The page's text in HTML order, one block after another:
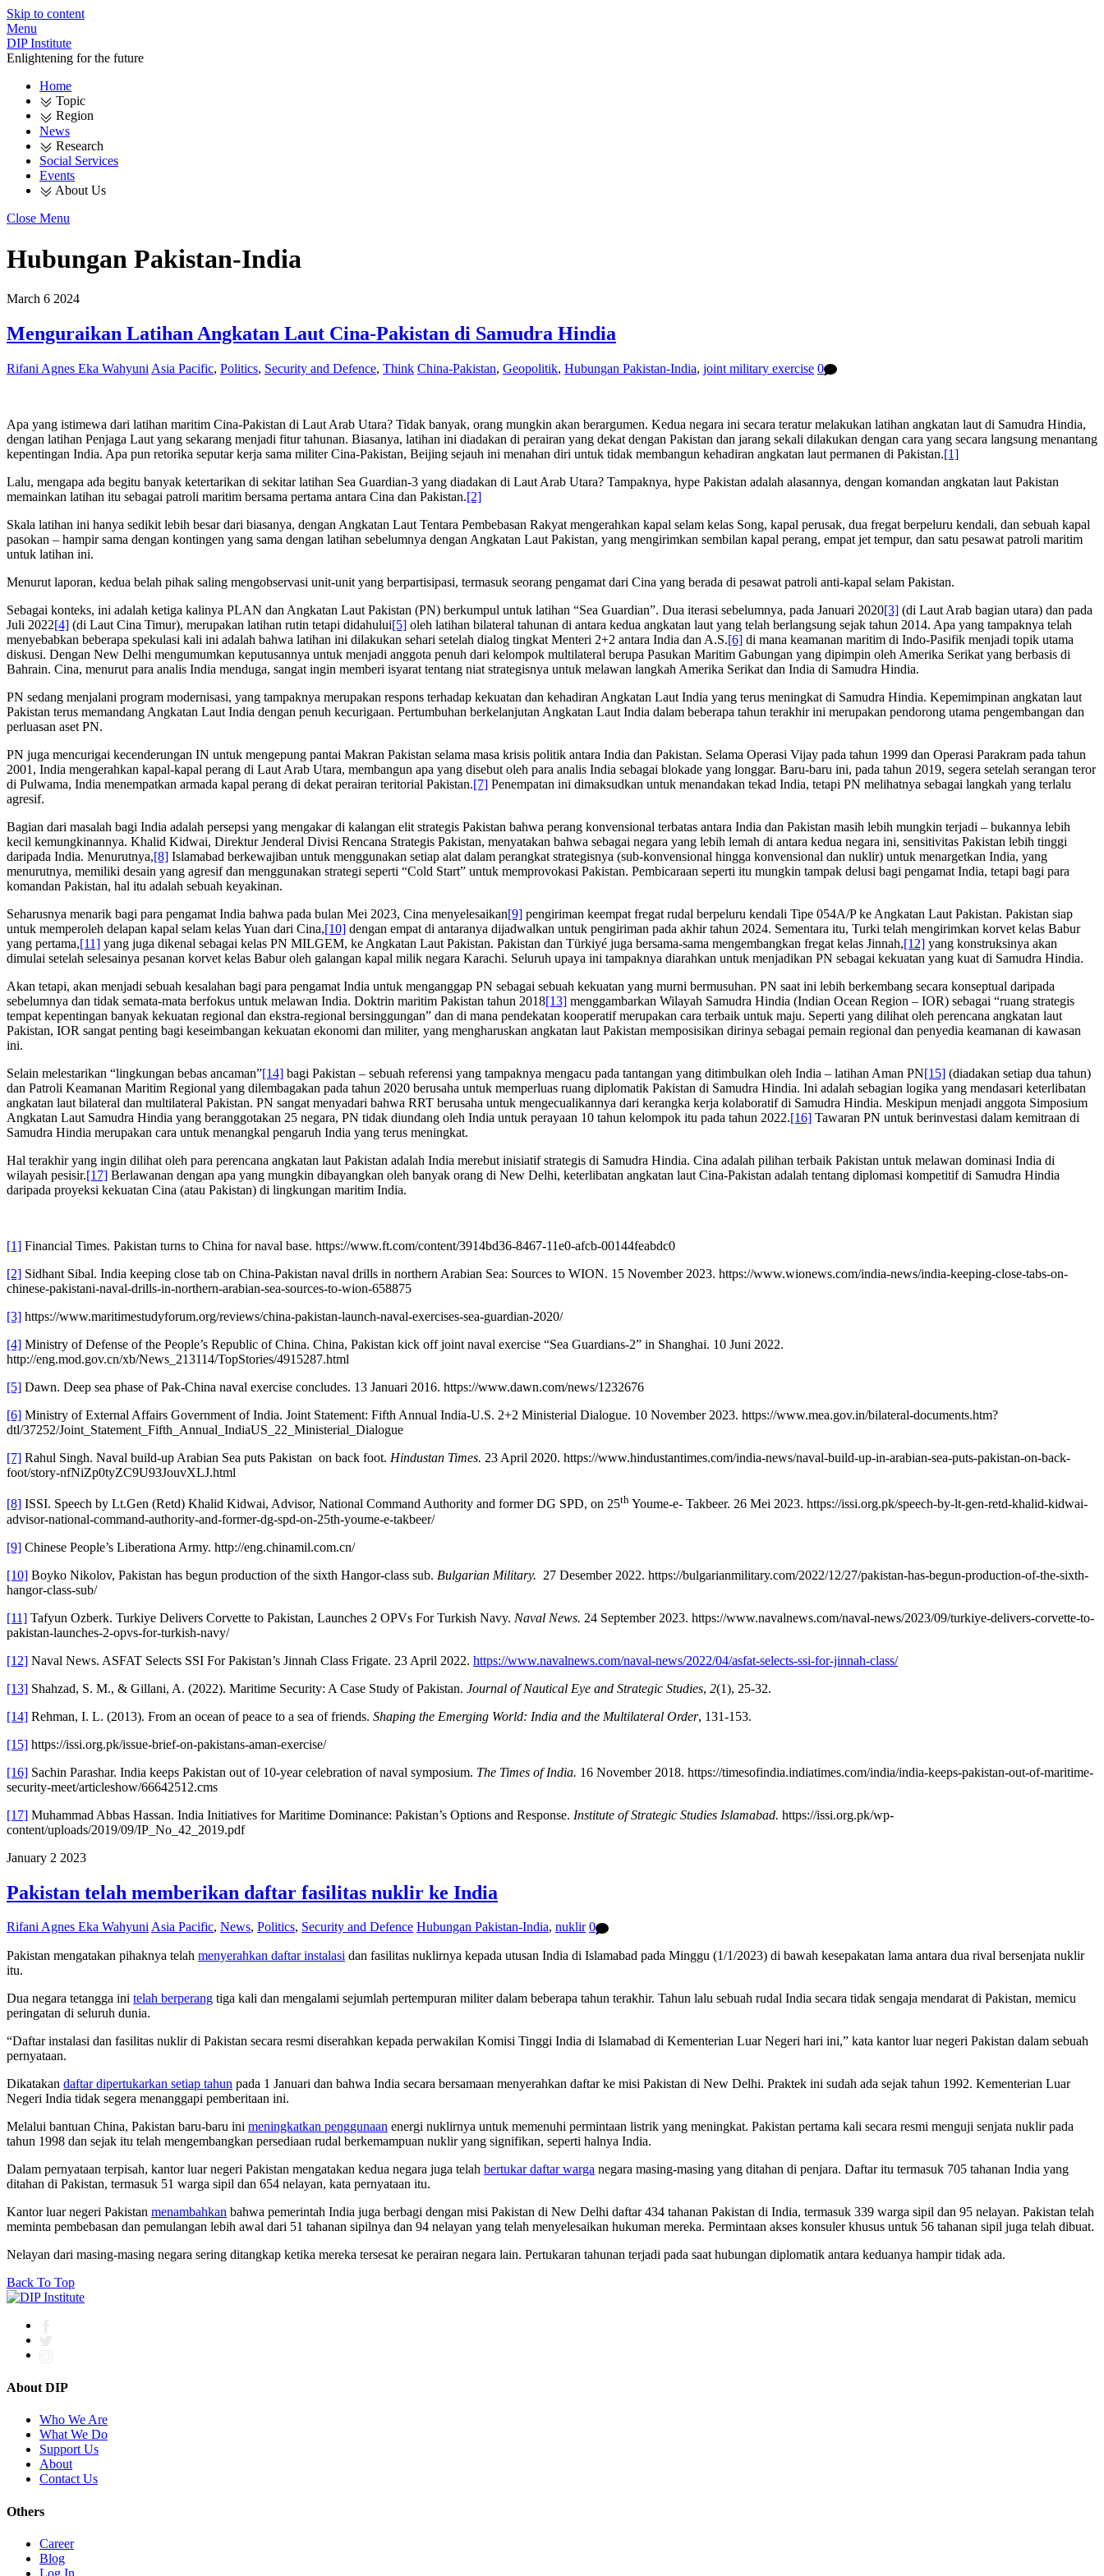
Skip to content
Menu
DIP Institute
Enlightening for the future
Home
Topic
Region
News
Research
Social Services
Events
About Us
Close Menu
Hubungan Pakistan-India
March 6 2024
Menguraikan Latihan Angkatan Laut Cina-Pakistan di Samudra Hindia
Rifani Agnes Eka Wahyuni Asia Pacific, Politics, Security and Defence, Think China-Pakistan, Geopolitik, Hubungan Pakistan-India, joint military exercise 0
Apa yang istimewa dari latihan maritim Cina-Pakistan di Laut Arab Utara? Tidak banyak, orang mungkin akan berargumen. Kedua negara ini secara teratur melakukan latihan angkatan laut di Samudra Hindia,
dengan latihan Penjaga Laut yang sekarang menjadi fitur tahunan. Biasanya, latihan ini diadakan di perairan yang dekat dengan Pakistan dan jarang sekali dilakukan dengan cara yang secara langsung menantang
kepentingan India. Apa pun retorika seputar kerja sama militer Cina-Pakistan, Beijing sejauh ini menahan diri untuk tidak membangun kehadiran angkatan laut permanen di Pakistan.[1]
Lalu, mengapa ada begitu banyak ketertarikan di sekitar latihan Sea Guardian-3 yang diadakan di Laut Arab Utara? Tampaknya, hype Pakistan adalah alasannya, dengan komandan angkatan laut Pakistan
memainkan latihan itu sebagai patroli maritim bersama pertama antara Cina dan Pakistan.[2]
Skala latihan ini hanya sedikit lebih besar dari biasanya, dengan Angkatan Laut Tentara Pembebasan Rakyat mengerahkan kapal selam kelas Song, kapal perusak, dua fregat berpeluru kendali, dan sebuah kapal
pasokan – hampir sama dengan kontingen yang sama dengan latihan sebelumnya dengan Angkatan Laut Pakistan, yang mengirimkan sembilan kapal perang, empat jet tempur, dan satu pesawat patroli maritim
untuk latihan ini.
Menurut laporan, kedua belah pihak saling mengobservasi unit-unit yang berpartisipasi, termasuk seorang pengamat dari Cina yang berada di pesawat patroli anti-kapal selam Pakistan.
Sebagai konteks, ini adalah ketiga kalinya PLAN dan Angkatan Laut Pakistan (PN) berkumpul untuk latihan “Sea Guardian”. Dua iterasi sebelumnya, pada Januari 2020[3] (di Laut Arab bagian utara) dan pada
Juli 2022[4] (di Laut Cina Timur), merupakan latihan rutin tetapi didahului[5] oleh latihan bilateral tahunan di antara kedua angkatan laut yang telah berlangsung sejak tahun 2014. Apa yang tampaknya telah
menyebabkan beberapa spekulasi kali ini adalah bahwa latihan ini dilakukan sehari setelah dialog tingkat Menteri 2+2 antara India dan A.S.[6] di mana keamanan maritim di Indo-Pasifik menjadi topik utama
diskusi. Dengan New Delhi mengumumkan keputusannya untuk menjadi anggota penuh dari kelompok multilateral berupa Pasukan Maritim Gabungan yang dipimpin oleh Amerika Serikat yang berbasis di
Bahrain. Cina, menurut para analis India menduga, sangat ingin memberi isyarat tentang niat strategisnya untuk melawan langkah Amerika Serikat dan India di Samudra Hindia.
PN sedang menjalani program modernisasi, yang tampaknya merupakan respons terhadap kekuatan dan kehadiran Angkatan Laut India yang terus meningkat di Samudra Hindia. Kepemimpinan angkatan laut
Pakistan terus memandang Angkatan Laut India dengan penuh kecurigaan. Pertumbuhan berkelanjutan Angkatan Laut India dalam beberapa tahun terakhir ini merupakan pendorong utama pengembangan dan
perluasan aset PN.
PN juga mencurigai kecenderungan IN untuk mengepung pantai Makran Pakistan selama masa krisis politik antara India dan Pakistan. Selama Operasi Vijay pada tahun 1999 dan Operasi Parakram pada tahun
2001, India mengerahkan kapal-kapal perang di Laut Arab Utara, membangun apa yang disebut oleh para analis India sebagai blokade yang longgar. Baru-baru ini, pada tahun 2019, segera setelah serangan teror
di Pulwama, India menempatkan armada kapal perang di dekat perairan teritorial Pakistan.[7] Penempatan ini dimaksudkan untuk menandakan tekad India, tetapi PN melihatnya sebagai langkah yang terlalu
agresif.
Bagian dari masalah bagi India adalah persepsi yang mengakar di kalangan elit strategis Pakistan bahwa perang konvensional terbatas antara India dan Pakistan masih lebih mungkin terjadi – bukannya lebih
kecil kemungkinannya. Khalid Kidwai, Direktur Jenderal Divisi Rencana Strategis Pakistan, menyatakan bahwa sebagai negara yang lebih lemah di antara kedua negara ini, sensitivitas Pakistan lebih tinggi
daripada India. Menurutnya,[8] Islamabad berkewajiban untuk menggunakan setiap alat dalam perangkat strategisnya (sub-konvensional hingga konvensional dan nuklir) untuk menargetkan India, yang
menurutnya, memiliki desain yang agresif dan menggunakan strategi seperti “Cold Start” untuk memprovokasi Pakistan. Pembicaraan seperti itu mungkin tampak delusi bagi pengamat India, tetapi bagi para
komandan Pakistan, hal itu adalah sebuah keyakinan.
Seharusnya menarik bagi para pengamat India bahwa pada bulan Mei 2023, Cina menyelesaikan[9] pengiriman keempat fregat rudal berpeluru kendali Tipe 054A/P ke Angkatan Laut Pakistan. Pakistan siap
untuk memperoleh delapan kapal selam kelas Yuan dari Cina,[10] dengan empat di antaranya dijadwalkan untuk pengiriman pada akhir tahun 2024. Sementara itu, Turki telah mengirimkan korvet kelas Babur
yang pertama,[11] yang juga dikenal sebagai kelas PN MILGEM, ke Angkatan Laut Pakistan. Pakistan dan Türkiyé juga bersama-sama mengembangkan fregat kelas Jinnah,[12] yang konstruksinya akan
dimulai setelah selesainya pesanan korvet kelas Babur oleh galangan kapal milik negara Karachi. Seluruh upaya ini tampaknya diarahkan untuk menjadikan PN sebagai kekuatan yang kuat di Samudra Hindia.
Akan tetapi, akan menjadi sebuah kesalahan bagi para pengamat India untuk menganggap PN sebagai sebuah kekuatan yang murni bermusuhan. PN saat ini lebih berkembang secara konseptual daripada
sebelumnya dan tidak semata-mata berfokus untuk melawan India. Doktrin maritim Pakistan tahun 2018[13] menggambarkan Wilayah Samudra Hindia (Indian Ocean Region – IOR) sebagai “ruang strategis
tempat kepentingan banyak kekuatan regional dan ekstra-regional bersinggungan” dan di mana pendekatan kooperatif merupakan cara terbaik untuk maju. Seperti yang dilihat oleh perencana angkatan laut
Pakistan, IOR sangat penting bagi keseimbangan kekuatan ekonomi dan militer, yang mengharuskan angkatan laut Pakistan memposisikan dirinya sebagai pemain regional dan penyedia keamanan di kawasan
ini.
Selain melestarikan “lingkungan bebas ancaman”[14] bagi Pakistan – sebuah referensi yang tampaknya mengacu pada tantangan yang ditimbulkan oleh India – latihan Aman PN[15] (diadakan setiap dua tahun)
dan Patroli Keamanan Maritim Regional yang dilembagakan pada tahun 2020 berusaha untuk memperluas ruang diplomatik Pakistan di Samudra Hindia. Ini adalah sebagian logika yang mendasari keterlibatan
angkatan laut bilateral dan multilateral Pakistan. PN sangat menyadari bahwa RRT berusaha untuk mengecualikannya dari kerangka kerja kolaboratif di Samudra Hindia. Meskipun menjadi anggota Simposium
Angkatan Laut Samudra Hindia yang beranggotakan 25 negara, PN tidak diundang oleh India untuk perayaan 10 tahun kelompok itu pada tahun 2022.[16] Tawaran PN untuk berinvestasi dalam kemitraan di
Samudra Hindia merupakan cara untuk menangkal pengaruh India yang terus meningkat.
Hal terakhir yang ingin dilihat oleh para perencana angkatan laut Pakistan adalah India merebut inisiatif strategis di Samudra Hindia. Cina adalah pilihan terbaik Pakistan untuk melawan dominasi India di
wilayah pesisir.[17] Berlawanan dengan apa yang mungkin dibayangkan oleh banyak orang di New Delhi, keterlibatan angkatan laut Cina-Pakistan adalah tentang diplomasi kompetitif di Samudra Hindia
daripada proyeksi kekuatan Cina (atau Pakistan) di lingkungan maritim India.
[1] Financial Times. Pakistan turns to China for naval base. https://www.ft.com/content/3914bd36-8467-11e0-afcb-00144feabdc0
[2] Sidhant Sibal. India keeping close tab on China-Pakistan naval drills in northern Arabian Sea: Sources to WION. 15 November 2023. https://www.wionews.com/india-news/india-keeping-close-tabs-on-
chinese-pakistani-naval-drills-in-northern-arabian-sea-sources-to-wion-658875
[3] https://www.maritimestudyforum.org/reviews/china-pakistan-launch-naval-exercises-sea-guardian-2020/
[4] Ministry of Defense of the People’s Republic of China. China, Pakistan kick off joint naval exercise “Sea Guardians-2” in Shanghai. 10 Juni 2022.
http://eng.mod.gov.cn/xb/News_213114/TopStories/4915287.html
[5] Dawn. Deep sea phase of Pak-China naval exercise concludes. 13 Januari 2016. https://www.dawn.com/news/1232676
[6] Ministry of External Affairs Government of India. Joint Statement: Fifth Annual India-U.S. 2+2 Ministerial Dialogue. 10 November 2023. https://www.mea.gov.in/bilateral-documents.htm?
dtl/37252/Joint_Statement_Fifth_Annual_IndiaUS_22_Ministerial_Dialogue
[7] Rahul Singh. Naval build-up Arabian Sea puts Pakistan on back foot. Hindustan Times. 23 April 2020. https://www.hindustantimes.com/india-news/naval-build-up-in-arabian-sea-puts-pakistan-on-back-
foot/story-nfNiZp0tyZC9U93JouvXLJ.html
[8] ISSI. Speech by Lt.Gen (Retd) Khalid Kidwai, Advisor, National Command Authority and former DG SPD, on 25th Youme-e- Takbeer. 26 Mei 2023. https://issi.org.pk/speech-by-lt-gen-retd-khalid-kidwai-
advisor-national-command-authority-and-former-dg-spd-on-25th-youme-e-takbeer/
[9] Chinese People’s Liberationa Army. http://eng.chinamil.com.cn/
[10] Boyko Nikolov, Pakistan has begun production of the sixth Hangor-class sub. Bulgarian Military. 27 Desember 2022. https://bulgarianmilitary.com/2022/12/27/pakistan-has-begun-production-of-the-sixth-
hangor-class-sub/
[11] Tafyun Ozberk. Turkiye Delivers Corvette to Pakistan, Launches 2 OPVs For Turkish Navy. Naval News. 24 September 2023. https://www.navalnews.com/naval-news/2023/09/turkiye-delivers-corvette-to-
pakistan-launches-2-opvs-for-turkish-navy/
[12] Naval News. ASFAT Selects SSI For Pakistan’s Jinnah Class Frigate. 23 April 2022. https://www.navalnews.com/naval-news/2022/04/asfat-selects-ssi-for-jinnah-class/
[13] Shahzad, S. M., & Gillani, A. (2022). Maritime Security: A Case Study of Pakistan. Journal of Nautical Eye and Strategic Studies, 2(1), 25-32.
[14] Rehman, I. L. (2013). From an ocean of peace to a sea of friends. Shaping the Emerging World: India and the Multilateral Order, 131-153.
[15] https://issi.org.pk/issue-brief-on-pakistans-aman-exercise/
[16] Sachin Parashar. India keeps Pakistan out of 10-year celebration of naval symposium. The Times of India. 16 November 2018. https://timesofindia.indiatimes.com/india/india-keeps-pakistan-out-of-maritime-
security-meet/articleshow/66642512.cms
[17] Muhammad Abbas Hassan. India Initiatives for Maritime Dominance: Pakistan’s Options and Response. Institute of Strategic Studies Islamabad. https://issi.org.pk/wp-
content/uploads/2019/09/IP_No_42_2019.pdf
January 2 2023
Pakistan telah memberikan daftar fasilitas nuklir ke India
Rifani Agnes Eka WahyuniAsia Pacific, News, Politics, Security and Defence Hubungan Pakistan-India, nuklir 0
Pakistan mengatakan pihaknya telah menyerahkan daftar instalasi dan fasilitas nuklirnya kepada utusan India di Islamabad pada Minggu (1/1/2023) di bawah kesepakatan lama antara dua rival bersenjata nuklir
itu.
Dua negara tetangga ini telah berperang tiga kali dan mengalami sejumlah pertempuran militer dalam beberapa tahun terakhir. Tahun lalu sebuah rudal India secara tidak sengaja mendarat di Pakistan, memicu
peringatan di seluruh dunia.
“Daftar instalasi dan fasilitas nuklir di Pakistan secara resmi diserahkan kepada perwakilan Komisi Tinggi India di Islamabad di Kementerian Luar Negeri hari ini,” kata kantor luar negeri Pakistan dalam sebuah
pernyataan.
Dikatakan daftar dipertukarkan setiap tahun pada 1 Januari dan bahwa India secara bersamaan menyerahkan daftar ke misi Pakistan di New Delhi. Praktek ini sudah ada sejak tahun 1992. Kementerian Luar
Negeri India tidak segera menanggapi pemberitaan ini.
Melalui bantuan China, Pakistan baru-baru ini meningkatkan penggunaan energi nuklirnya untuk memenuhi permintaan listrik yang meningkat. Pakistan pertama kali secara resmi menguji senjata nuklir pada
tahun 1998 dan sejak itu telah mengembangkan persediaan rudal berkemampuan nuklir yang signifikan, seperti halnya India.
Dalam pernyataan terpisah, kantor luar negeri Pakistan mengatakan kedua negara juga telah bertukar daftar warga negara masing-masing yang ditahan di penjara. Daftar itu termasuk 705 tahanan India yang
ditahan di Pakistan, termasuk 51 warga sipil dan 654 nelayan, kata pernyataan itu.
Kantor luar negeri Pakistan menambahkan bahwa pemerintah India juga berbagi dengan misi Pakistan di New Delhi daftar 434 tahanan Pakistan di India, termasuk 339 warga sipil dan 95 nelayan. Pakistan telah
meminta pembebasan dan pemulangan lebih awal dari 51 tahanan sipilnya dan 94 nelayan yang telah menyelesaikan hukuman mereka. Permintaan akses konsuler khusus untuk 56 tahanan sipil juga telah dibuat.
Nelayan dari masing-masing negara sering ditangkap ketika mereka tersesat ke perairan negara lain. Pertukaran tahunan terjadi pada saat hubungan diplomatik antara keduanya hampir tidak ada.
Back To Top
About DIP
Who We Are
What We Do
Support Us
About
Contact Us
Others
Career
Blog
Log In